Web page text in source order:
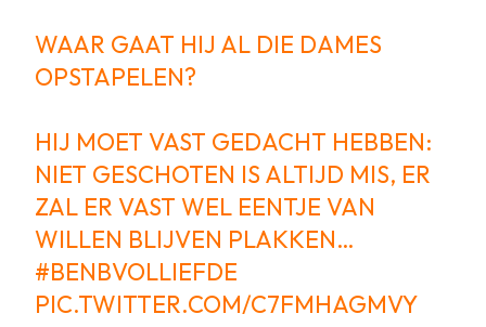
WAAR GAAT HIJ AL DIE DAMES
OPSTAPELEN?
HIJ MOET VAST GEDACHT HEBBEN:
NIET GESCHOTEN IS ALTIJD MIS, ER
ZAL ER VAST WEL EENTJE VAN
WILLEN BLIJVEN PLAKKEN…
#BENBVOLLIEFDE
PIC.TWITTER.COM/C7FMHAGMVY